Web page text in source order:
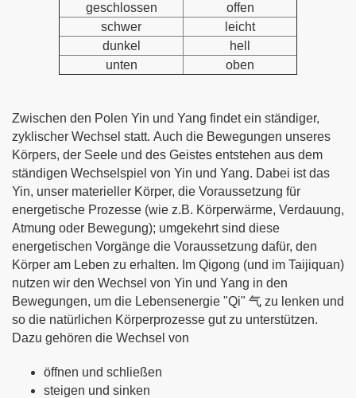
geschlossen
offen
schwer
leicht
dunkel
hell
unten
oben
Zwischen den Polen Yin und Yang findet ein ständiger,
zyklischer Wechsel statt. Auch die Bewegungen unseres
Körpers, der Seele und des Geistes entstehen aus dem
ständigen Wechselspiel von Yin und Yang. Dabei ist das
Yin, unser materieller Körper, die Voraussetzung für
energetische Prozesse (wie z.B. Körperwärme, Verdauung,
Atmung oder Bewegung); umgekehrt sind diese
energetischen Vorgänge die Voraussetzung dafür, den
Körper am Leben zu erhalten. Im Qigong (und im Taijiquan)
nutzen wir den Wechsel von Yin und Yang in den
Bewegungen, um die Lebensenergie "Qi" 气 zu lenken und
so die natürlichen Körperprozesse gut zu unterstützen.
Dazu gehören die Wechsel von
öffnen und schließen
steigen und sinken